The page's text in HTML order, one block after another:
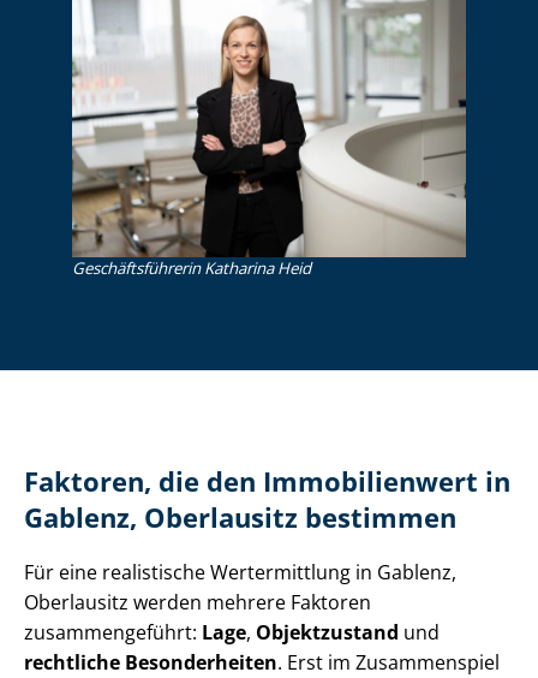
Ge­schäfts­füh­re­rin Katharina Heid
Faktoren, die den Immobilienwert in
Gablenz, Oberlausitz bestimmen
Für eine realistische Wertermittlung in Gablenz,
Oberlausitz werden mehrere Faktoren
zusammengeführt: Lage, Objektzustand und
rechtliche Besonderheiten. Erst im Zusammenspiel